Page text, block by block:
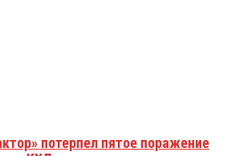
потерпел пятое поражение